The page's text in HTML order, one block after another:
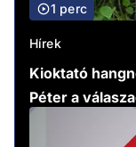
1 perc
Hírek
Kioktató
Péter a